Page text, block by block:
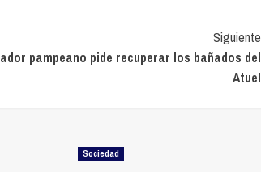
Siguiente
pampeano pide recuperar los bañados del
Atuel
Sociedad